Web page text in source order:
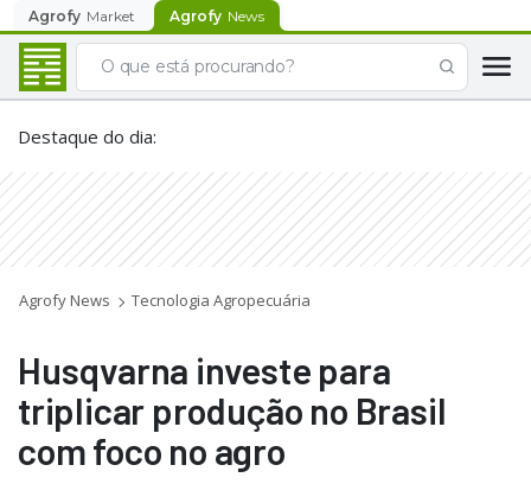
Agrofy Market Agrofy News
Destaque do dia:
Agrofy News Tecnologia Agropecuária
Husqvarna investe para
triplicar produção no Brasil
com foco no agro